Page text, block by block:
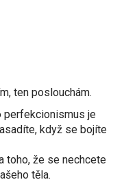
ten poslouchám.
perfekcionismus je
když se bojíte
toho, že se nechcete
těla.